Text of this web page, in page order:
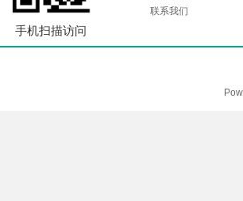
手机扫描访问
联系我们